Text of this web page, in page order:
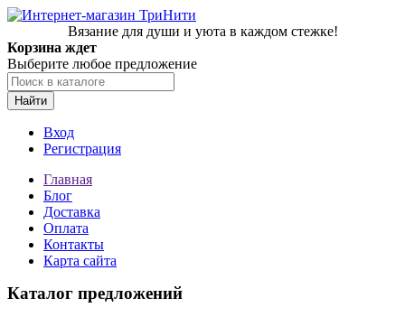
Вязание для души и уюта в каждом стежке!
Корзина ждет
Выберите любое предложение
Найти
Вход
Регистрация
Главная
Блог
Доставка
Оплата
Контакты
Карта сайта
Каталог предложений